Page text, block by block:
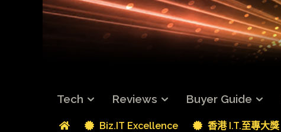
Tech Reviews Buyer Guide
Biz.IT Excellence 香港 I.T.至專大獎